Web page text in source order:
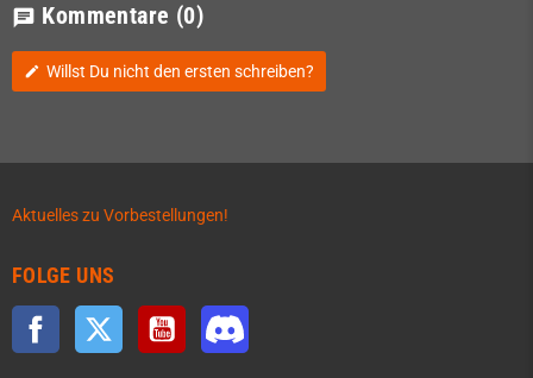
chat Kommentare (0)
edit Willst Du nicht den ersten schreiben?
Aktuelles zu Vorbestellungen!
FOLGE UNS
Facebook Twitter YouTube